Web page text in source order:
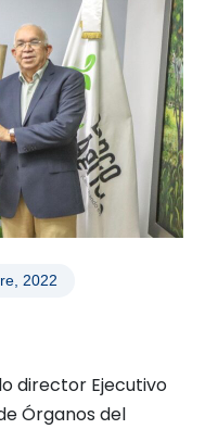
2022
director Ejecutivo
Órganos del